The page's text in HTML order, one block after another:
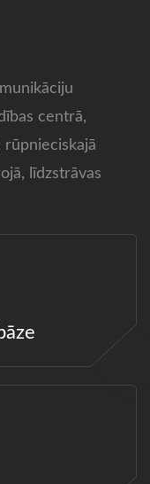
centrā,
līdzstrāvas